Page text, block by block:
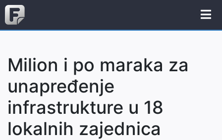
Milion i po maraka za
unapređenje
infrastrukture u 18
lokalnih zajednica